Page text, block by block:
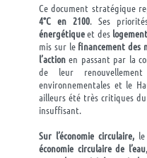
Ce document stratégique
4°C en 2100. Ses
énergétiqueet des
mis sur lefinancement des
l’action en passant par la
de leur renouvellement
environnementales et le
ailleurs été très critiques
insuffisant.
Sur l’économie circulaire,
économie circulaire de l’eau